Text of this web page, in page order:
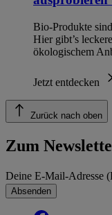
Bio-Produkte
Hier gibt’s
ökologischem
Jetzt entdecken
Zurück nach oben
Zum
Deine E-Mail-Adresse
Absenden